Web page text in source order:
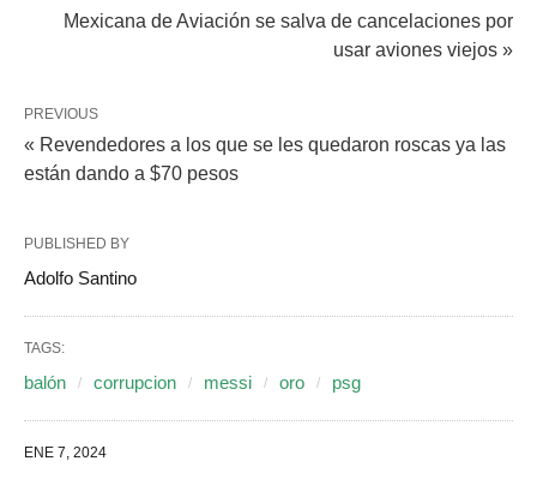
Mexicana de Aviación se salva de cancelaciones por
usar aviones viejos »
PREVIOUS
« Revendedores a los que se les quedaron roscas ya las
están dando a $70 pesos
PUBLISHED BY
Adolfo Santino
TAGS:
balón corrupcion messi oro psg
ENE 7, 2024